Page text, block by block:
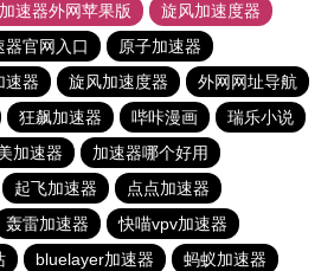
速器外网苹果版
旋风加速度器
器官网入口
原子加速器
速器 旋风加速度器
外网网址导航
狂飙加速器 哔咔漫画
瑞乐小说
加速器
加速器哪个好用
起飞加速器
点点加速器
轰雷加速器
快喵vpv加速器
bluelayer加速器
蚂蚁加速器